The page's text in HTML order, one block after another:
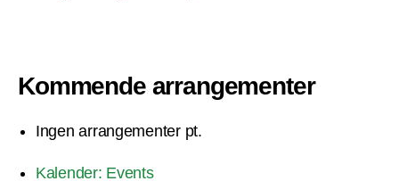
Kommende arrangementer
Ingen arrangementer pt.
Kalender: Events